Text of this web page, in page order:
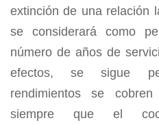
extinción de una relación
se considerará como
número de años de
efectos, se sigue
rendimientos se
siempre que el